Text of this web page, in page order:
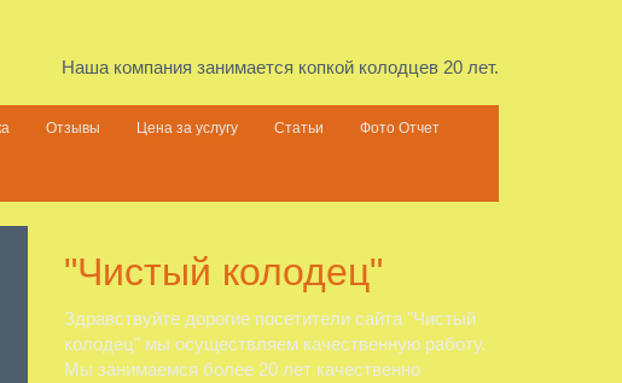
Наша компания занимается копкой колодцев 20 лет.
Отзывы Цена за услугу Статьи Фото Отчет
"Чистый колодец"
Здравствуйте дорогие посетители сайта "Чистый
колодец" мы осуществляем качественную работу.
Мы занимаемся более 20 лет качественно